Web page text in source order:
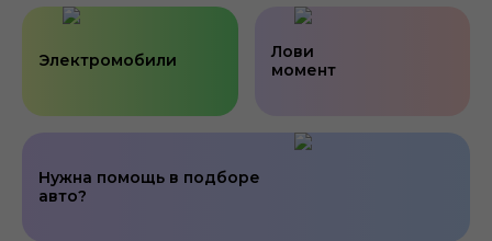
Нужна помощь в подборе
авто?
Электромобили
Лови
момент